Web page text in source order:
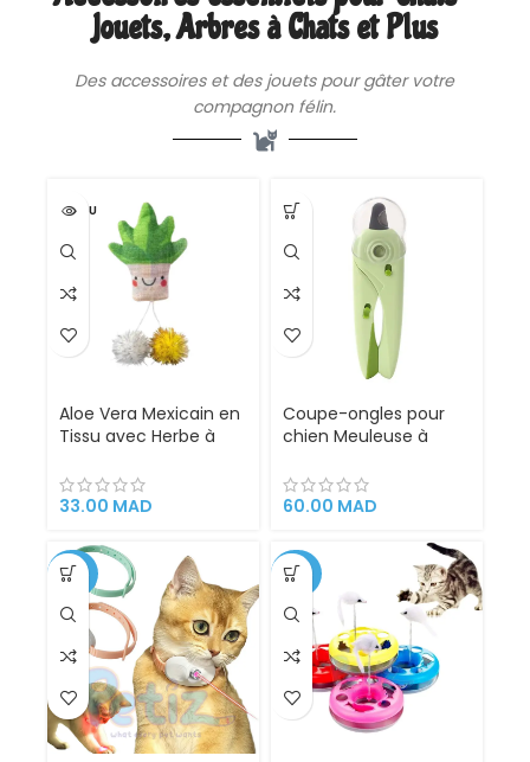
Jouets, Arbres à Chats et Plus
Des accessoireset des jouets pour gâter votre
compagnon félin.
VENDU
Aloe Vera Mexicain en
Tissu avec Herbe à
33.00 MAD
Coupe-ongles pour
chien Meuleuse à
de compagnie Griffe
de chien Chat
Lime à ongles s… Voir
plus
60.00 MAD
-34% -56%